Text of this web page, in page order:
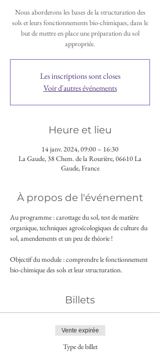
Nous aborderons les bases de la structuration des
sols et leurs fonctionnements bio-chimiques, dans le
but de mettre en place une préparation du sol
appropriée.
Les inscriptions sont closes
Voir d'autres événements
Heure et lieu
14 janv. 2024, 09:00 – 16:30
La Gaude, 38 Chem. de la Rourière, 06610 La
Gaude, France
À propos de l'événement
Au programme : carottage du sol, test de matière
organique, techniques agroécologiques de culture du
sol, amendements et un peu de théorie !
Objectif du module : comprendre le fonctionnement
bio-chimique des sols et leur structuration.
Billets
Vente expirée
Type de billet